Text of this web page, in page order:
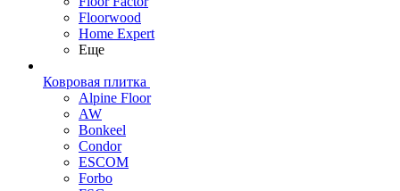
Floorwood
Home Expert
Еще
Ковровая плитка
Alpine Floor
AW
Bonkeel
Condor
ESCOM
Forbo